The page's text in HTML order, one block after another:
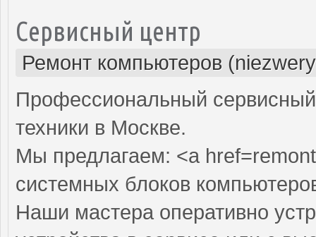
Сервисный центр
Ремонт компьютеров
Профессиональный
техники в Москве.
Мы предлагаем: <a
системных блоков
Наши мастера оперативно